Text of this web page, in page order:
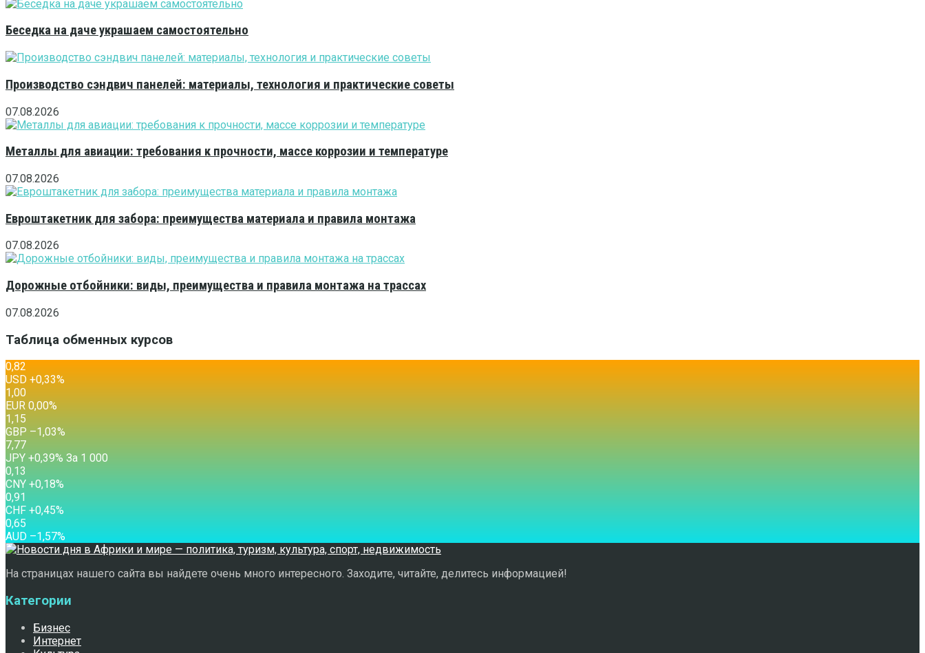
Беседка на даче украшаем самостоятельно
Производство сэндвич панелей: материалы, технология и практические советы
07.08.2026
Металлы для авиации: требования к прочности, массе коррозии и температуре
07.08.2026
Евроштакетник для забора: преимущества материала и правила монтажа
07.08.2026
Дорожные отбойники: виды, преимущества и правила монтажа на трассах
07.08.2026
Таблица обменных курсов
0,82
USD +0,33%
1,00
EUR 0,00%
1,15
GBP –1,03%
7,77
JPY +0,39% За 1 000
0,13
CNY +0,18%
0,91
CHF +0,45%
0,65
AUD –1,57%
На страницах нашего сайта вы найдете очень много интересного. Заходите, читайте, делитесь информацией!
Категории
Бизнес
Интернет